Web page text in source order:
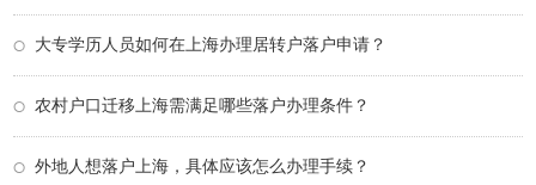
大专学历人员如何在上海办理居转户落户申请？
农村户口迁移上海需满足哪些落户办理条件？
外地人想落户上海，具体应该怎么办理手续？